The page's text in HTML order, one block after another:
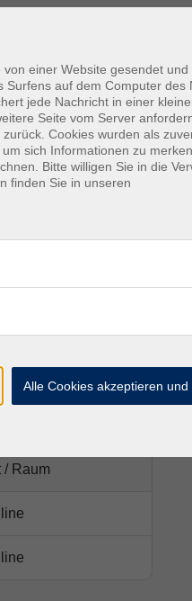
trägst du direkt in die
den
/ Raum
einer Website gesendet und
auf dem Computer des
jede Nachricht in einer
Seite vom Server
Cookies wurden als
sich Informationen zu
Bitte willigen Sie in die
finden Sie in unseren
Alle Cookies akzeptieren und